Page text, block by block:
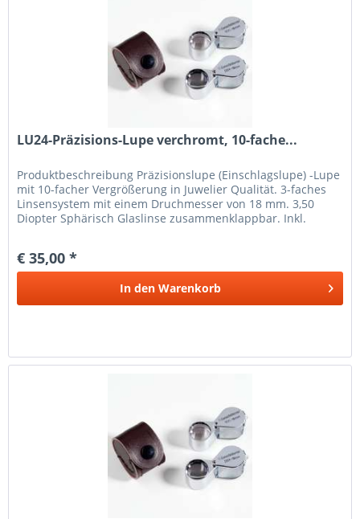
LU24-Präzisions-Lupe verchromt, 10-fache...
Produkt­beschreibung Präzisionslupe (Einschlagslupe) -Lupe
mit 10-facher Vergrößerung in Juwelier Qualität. 3-faches
Linsensystem mit einem Druchmesser von 18 mm. 3,50
Diopter Sphärisch Glaslinse zusammenklappbar. Inkl.
€ 35,00 *
In den Warenkorb